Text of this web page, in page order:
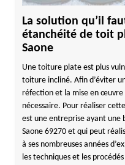
La solution qu’il
étanchéité de toit
Saone
Une toiture plate est plus
toiture incliné. Afin d’éviter
réfection et la mise en œuvre
nécessaire. Pour réaliser
est une entreprise ayant une
Saone 69270 et qui peut
à ses nombreuses années
les techniques et les